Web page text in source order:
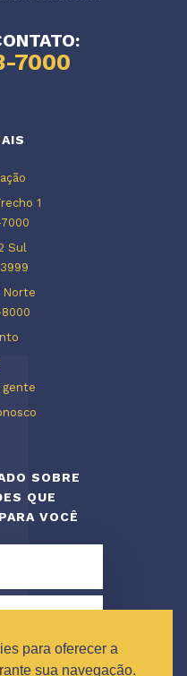
7000
1
Sul
Norte
gente
SOBRE
QUE
VOCÊ
para oferecer a
sua navegação.